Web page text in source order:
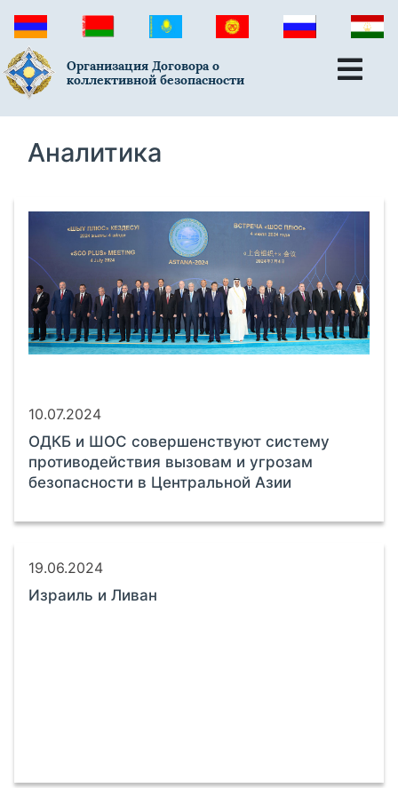
Организация Договора о
коллективной безопасности
Аналитика
10.07.2024
ОДКБ и ШОС совершенствуют систему
противодействия вызовам и угрозам
безопасности в Центральной Азии
19.06.2024
Израиль и Ливан